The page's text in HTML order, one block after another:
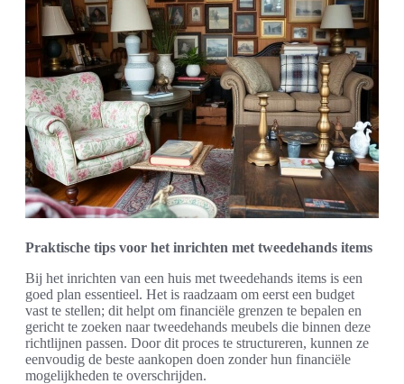
Praktische tips voor het inrichten met tweedehands items
Bij het inrichten van een huis met tweedehands items is een
goed plan essentieel. Het is raadzaam om eerst een budget
vast te stellen; dit helpt om financiële grenzen te bepalen en
gericht te zoeken naar tweedehands meubels die binnen deze
richtlijnen passen. Door dit proces te structureren, kunnen ze
eenvoudig de beste aankopen doen zonder hun financiële
mogelijkheden te overschrijden.